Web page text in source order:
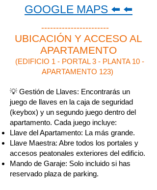
GOOGLE MAPS ⬅️ ⬅️
-----------------------
UBICACIÓN Y ACCESO AL
APARTAMENTO
(EDIFICIO 1 - PORTAL 3 - PLANTA 10 -
APARTAMENTO 123)
💡 Gestión de Llaves: Encontrarás un
juego de llaves en la caja de seguridad
(keybox) y un segundo juego dentro del
apartamento. Cada juego incluye:
Llave del Apartamento: La más grande.
Llave Maestra: Abre todos los portales y
accesos peatonales exteriores del edificio.
Mando de Garaje: Solo incluido si has
reservado plaza de parking.